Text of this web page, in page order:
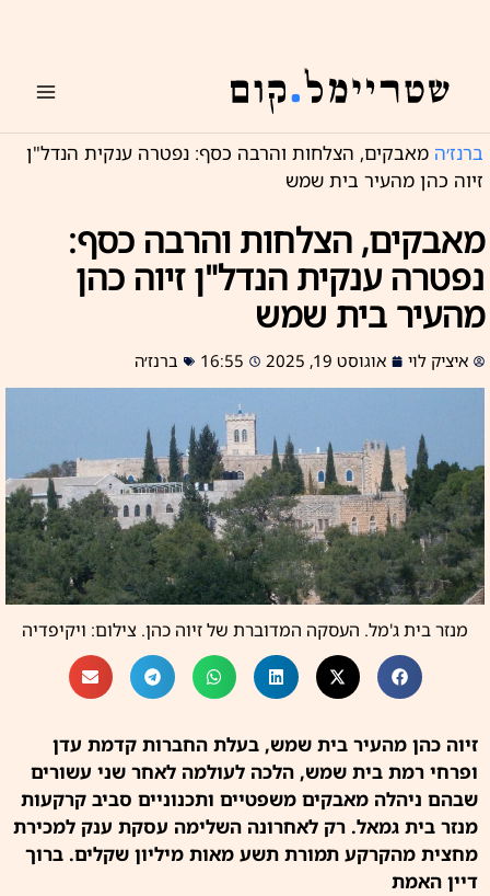
ברנז׳ה מאבקים, הצלחות והרבה כסף: נפטרה ענקית הנדל"ן
זיוה כהן מהעיר בית שמש
מאבקים, הצלחות והרבה כסף:
נפטרה ענקית הנדל"ן זיוה כהן
מהעיר בית שמש
איציק לוי אוגוסט 19, 2025 16:55 ברנז׳ה
מנזר בית ג'מל. העסקה המדוברת של זיוה כהן. צילום: ויקיפדיה
זיוה כהן מהעיר בית שמש, בעלת החברות קדמת עדן
ופרחי רמת בית שמש, הלכה לעולמה לאחר שני עשורים
שבהם ניהלה מאבקים משפטיים ותכנוניים סביב קרקעות
מנזר בית גמאל. רק לאחרונה השלימה עסקת ענק למכירת
מחצית מהקרקע תמורת תשע מאות מיליון שקלים. ברוך
דיין האמת